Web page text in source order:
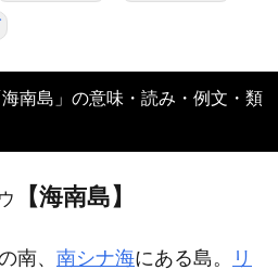
【海南島】
南、 南シナ海にある島。
リ